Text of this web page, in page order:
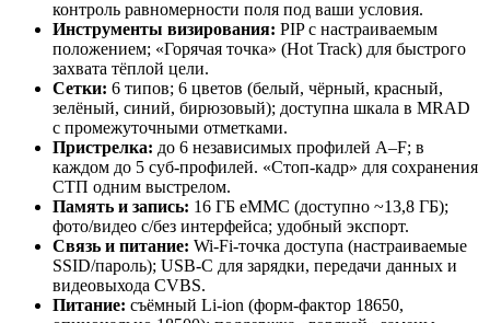
контроль равномерности поля под ваши условия.
Инструменты визирования: PIP с настраиваемым
положением; «Горячая точка» (Hot Track) для быстрого
захвата тёплой цели.
Сетки: 6 типов; 6 цветов (белый, чёрный, красный,
зелёный, синий, бирюзовый); доступна шкала в MRAD
с промежуточными отметками.
Пристрелка: до 6 независимых профилей A–F; в
каждом до 5 суб-профилей. «Стоп-кадр» для сохранения
СТП одним выстрелом.
Память и запись: 16 ГБ eMMC (доступно ~13,8 ГБ);
фото/видео с/без интерфейса; удобный экспорт.
Связь и питание: Wi-Fi-точка доступа (настраиваемые
SSID/пароль); USB-C для зарядки, передачи данных и
видеовыхода CVBS.
Питание: съёмный Li-ion (форм-фактор 18650,